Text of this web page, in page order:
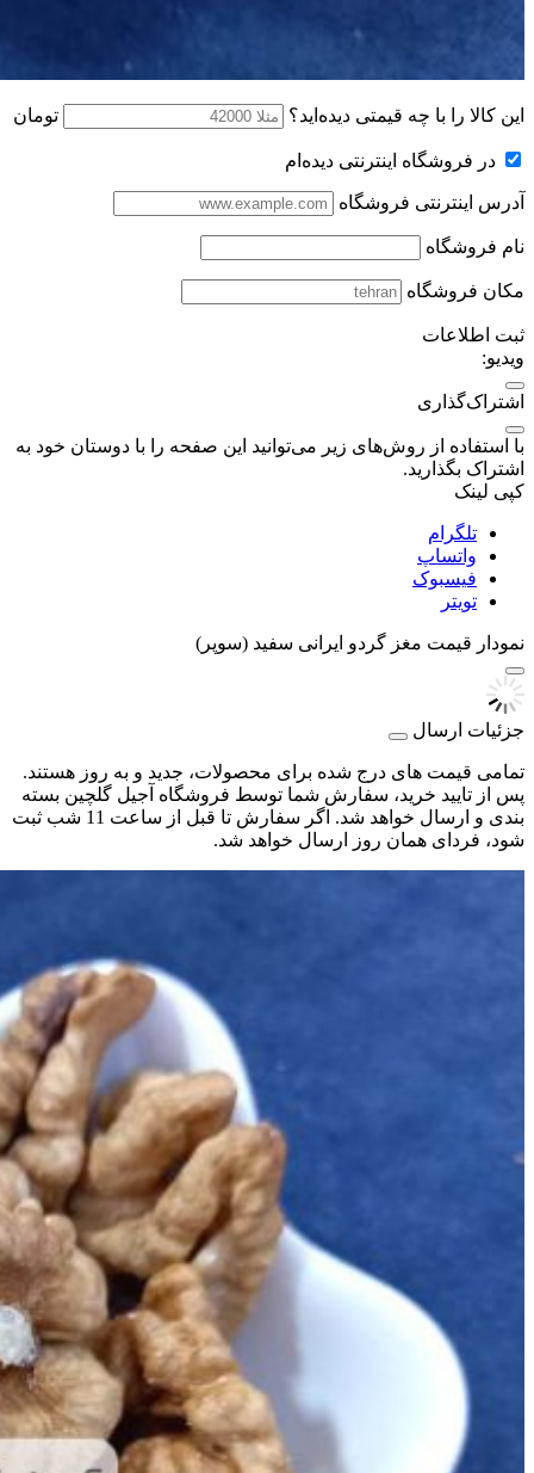
این کالا را با چه قیمتی دیده‌اید؟ تومان
در فروشگاه اینترنتی دیده‌ام
آدرس اینترنتی فروشگاه
نام فروشگاه
مکان فروشگاه
ثبت اطلاعات
ویدیو:
اشتراک‌گذاری
با استفاده از روش‌های زیر می‌توانید این صفحه را با دوستان خود به
اشتراک بگذارید.
کپی لینک
تلگرام
واتساپ
فیسبوک
تویتر
نمودار قیمت مغز گردو ایرانی سفید (سوپر)
جزئیات ارسال
تمامی قیمت های درج شده برای محصولات، جدید و به روز هستند.
پس از تایید خرید، سفارش شما توسط فروشگاه آجیل گلچین بسته
بندی و ارسال خواهد شد. اگر سفارش تا قبل از ساعت 11 شب ثبت
شود، فردای همان روز ارسال خواهد شد.